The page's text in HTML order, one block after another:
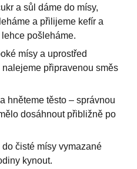
a sůl dáme do mísy,
a přilijeme kefír a
pošleháme.
mísy a uprostřed
připravenou směs
hněteme těsto – správnou
dosáhnout přibližně po
čisté mísy vymazané
kynout.